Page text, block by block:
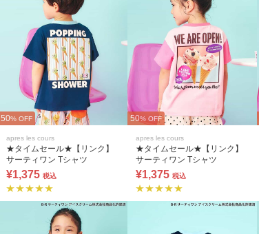
50% OFF
apres les cours
★タイムセール★【リンク】
サーティワン Tシャツ
¥1,375 税込
50% OFF
apres les cours
★タイムセール★【リンク】
サーティワン Tシャツ
¥1,375 税込